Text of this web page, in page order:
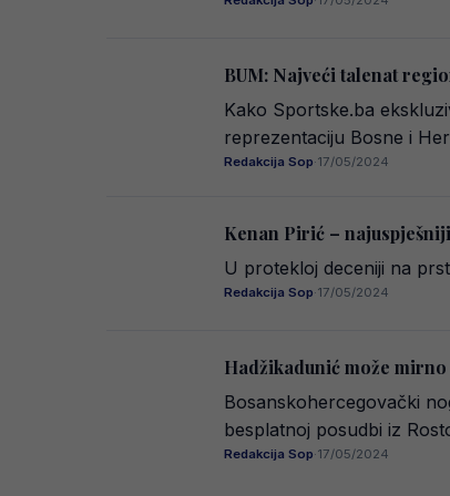
BUM: Najveći talenat
Kako Sportske.ba
reprezentaciju Bosne i
Redakcija Sop·17/05/2024
Kenan Pirić –
U protekloj deceniji na
Redakcija Sop·17/05/2024
Hadžikadunić može
Bosanskohercegovački
besplatnoj posudbi iz
Redakcija Sop·17/05/2024